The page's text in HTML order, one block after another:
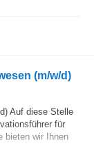
(m/w/d)
Auf diese Stelle
für
bieten wir Ihnen